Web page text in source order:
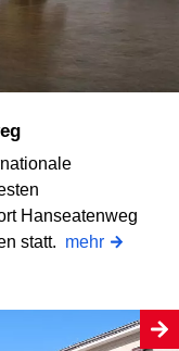
Hanseatenweg
statt. mehr